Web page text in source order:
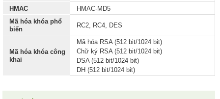
HMAC
HMAC-MD5
Mã hóa khóa phổ
biến
RC2, RC4, DES
Mã hóa khóa công
khai
Mã hóa RSA (512 bit/1024 bit)
Chữ ký RSA (512 bit/1024 bit)
DSA (512 bit/1024 bit)
DH (512 bit/1024 bit)